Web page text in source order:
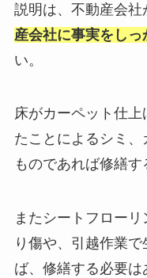
説明は、不動産会社
産会社に事実をしっ
い。
床がカーペット仕
たことによるシミ
ものであれば修繕す
またシートフロー
り傷や、引越作業
ば、修繕する必要は